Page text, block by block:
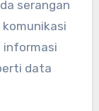
serangan
informasi
data